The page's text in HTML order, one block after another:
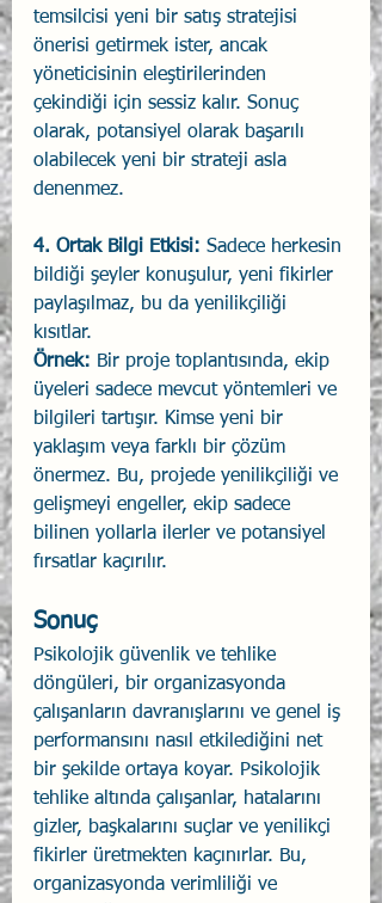
temsilcisi yeni bir satış stratejisi
önerisi getirmek ister, ancak
yöneticisinin eleştirilerinden
çekindiği için sessiz kalır. Sonuç
olarak, potansiyel olarak başarılı
olabilecek yeni bir strateji asla
denenmez.
4. Ortak Bilgi Etkisi: Sadece herkesin
bildiği şeyler konuşulur, yeni fikirler
paylaşılmaz, bu da yenilikçiliği
kısıtlar.
Örnek: Bir proje toplantısında, ekip
üyeleri sadece mevcut yöntemleri ve
bilgileri tartışır. Kimse yeni bir
yaklaşım veya farklı bir çözüm
önermez. Bu, projede yenilikçiliği ve
gelişmeyi engeller, ekip sadece
bilinen yollarla ilerler ve potansiyel
fırsatlar kaçırılır.
Sonuç
Psikolojik güvenlik ve tehlike
döngüleri, bir organizasyonda
çalışanların davranışlarını ve genel iş
performansını nasıl etkilediğini net
bir şekilde ortaya koyar. Psikolojik
tehlike altında çalışanlar, hatalarını
gizler, başkalarını suçlar ve yenilikçi
fikirler üretmekten kaçınırlar. Bu,
organizasyonda verimliliği ve